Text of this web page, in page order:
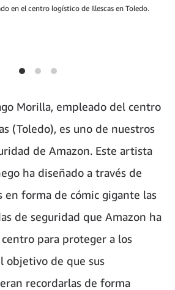
en el centro logístico de Illescas en Toledo.
Morilla, empleado del centro
(Toledo), es uno de nuestros
de Amazon. Este artista
ha diseñado a través de
en forma de cómic gigante las
de seguridad que Amazon ha
para proteger a los
objetivo de que sus
recordarlas de forma